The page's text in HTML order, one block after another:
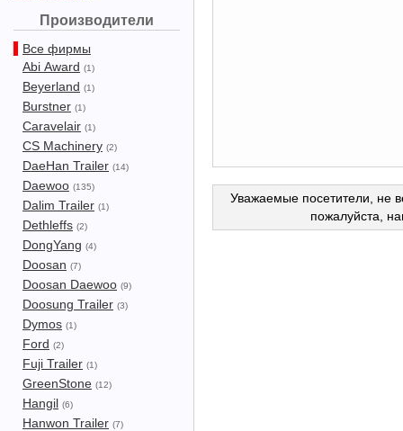
Производители
Все фирмы
Abi Award (1)
Beyerland (1)
Burstner (1)
Caravelair (1)
CS Machinery (2)
DaeHan Trailer (14)
Daewoo (135)
Dalim Trailer (1)
Dethleffs (2)
DongYang (4)
Doosan (7)
Doosan Daewoo (9)
Doosung Trailer (3)
Dymos (1)
Ford (2)
Fuji Trailer (1)
GreenStone (12)
Hangil (6)
Hanwon Trailer (7)
Уважаемые посетители, не
пожалуйста,